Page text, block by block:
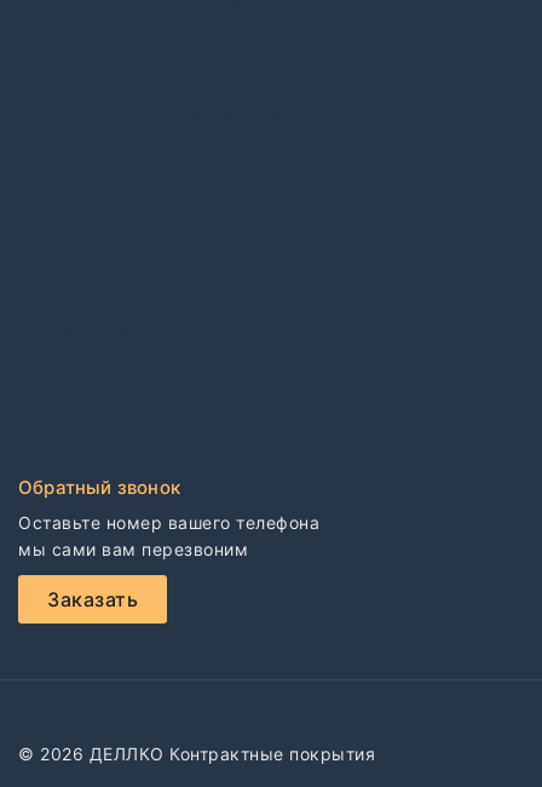
Обратный звонок
Оставьте номер вашего телефона
мы сами вам перезвоним
Заказать
© 2026 ДЕЛЛКО Контрактные покрытия